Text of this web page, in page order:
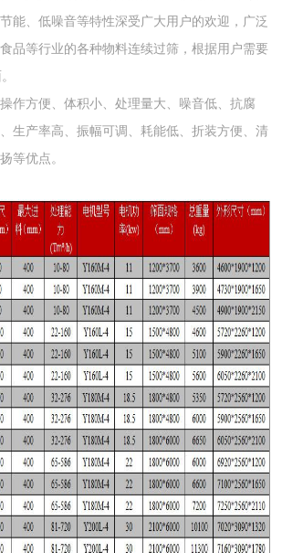
能、低噪音等特性深受广大用户的欢迎，广泛
品等行业的各种物料连续过筛，根据用户需要
作方便、体积小、处理量大、噪音低、抗腐
生产率高、振幅可调、耗能低、折装方便、清
等优点。